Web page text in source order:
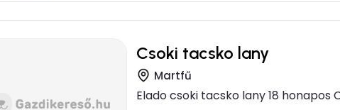
Csoki tacsko lany
Martfű
Elado csoki tacsko lany 18 honapos